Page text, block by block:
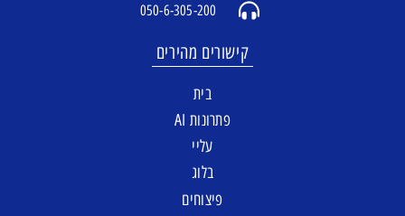
050-6-305-200
קישורים מהירים
בית
פתרונות AI
עליי
בלוג
פיצוחים